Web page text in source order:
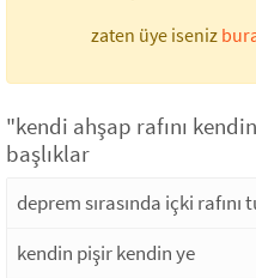
zaten üye iseniz
"kendi ahşap rafını
başlıklar
deprem sırasında içki
kendin pişir kendin ye